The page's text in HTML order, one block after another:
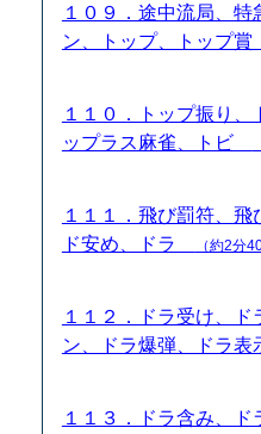
１０９．途中流局、
ン、トップ、トップ賞
１１０．トップ振り、
ップラス麻雀、トビ
１１１．飛び罰符、飛
ド安め、ドラ
（約2分
１１２．ドラ受け、
ン、ドラ爆弾、ドラ
１１３．ドラ含み、ド